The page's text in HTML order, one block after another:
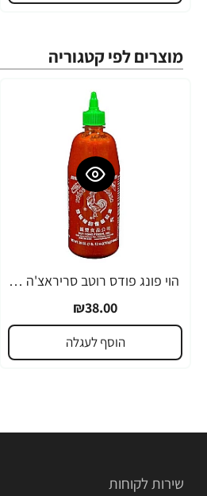
מוצרים לפי קטגוריה
הוי פונג פודס רוטב סריראצ'ה פלפל צ'ילי חריף 435 גרם - מבית HUY FONG FOODS
₪38.00
הוסף לעגלה
שירות לקוחות